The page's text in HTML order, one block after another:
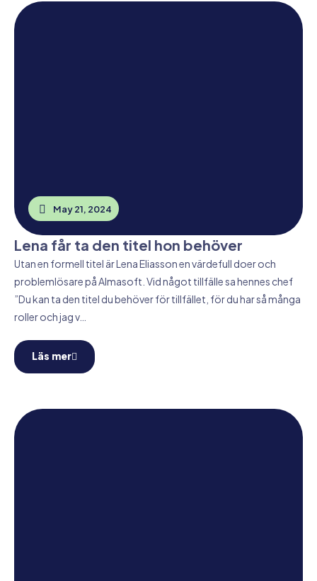
May 21, 2024
Lena får ta den titel hon behöver
Utan en formell titel är Lena Eliasson en värdefull doer och
problemlösare på Almasoft. Vid något tillfälle sa hennes chef
”Du kan ta den titel du behöver för tillfället, för du har så många
roller och jag v…
Läs mer